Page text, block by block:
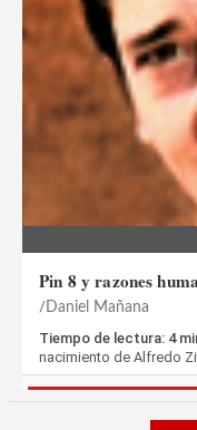
Pin 8 y razones
Daniel Mañana
Tiempo de lectura: 4
nacimiento de Alfredo